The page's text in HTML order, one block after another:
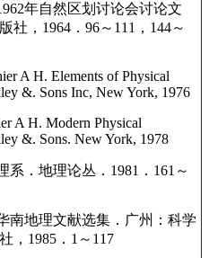
年自然区划讨论会讨论文
社，1964．96～111，144～
A H. Elements of Physical
&. Sons Inc, New York, 1976
A H. Modern Physical
&. Sons. New York, 1978
系．地理论丛．1981．161～
南地理文献选集．广州：科学
，1985．1～117